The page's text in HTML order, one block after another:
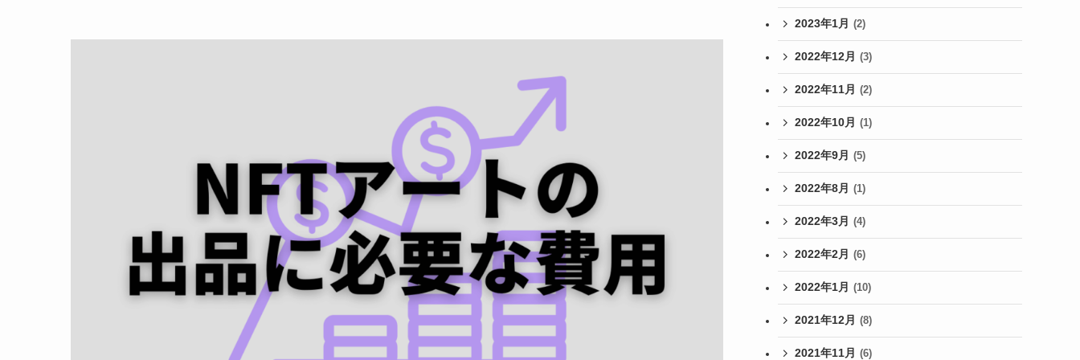
2023年1月 (2)
2022年12月 (3)
2022年11月 (2)
2022年10月 (1)
2022年9月 (5)
2022年8月 (1)
2022年3月 (4)
2022年2月 (6)
2022年1月 (10)
2021年12月 (8)
2021年11月 (6)